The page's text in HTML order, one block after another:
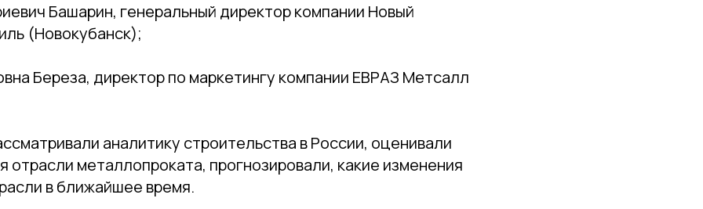
Башарин, генеральный директор компании Новый
(Новокубанск);
Береза, директор по маркетингу компании ЕВРАЗ Метсалл
аналитику строительства в России, оценивали
отрасли металлопроката, прогнозировали, какие изменения
в ближайшее время.